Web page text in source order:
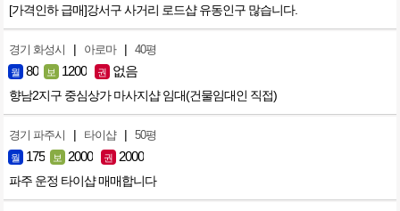
[가격인하 급매]강서구 사거리 로드샵 유동인구 많습니다.
경기 화성시 | 아로마 | 40평
월 80 보 1200 권 없음
향남2지구 중심상가 마사지샵 임대(건물임대인 직접)
경기 파주시 | 타이샵 | 50평
월 175 보 2000 권 2000
파주 운정 타이샵 매매합니다